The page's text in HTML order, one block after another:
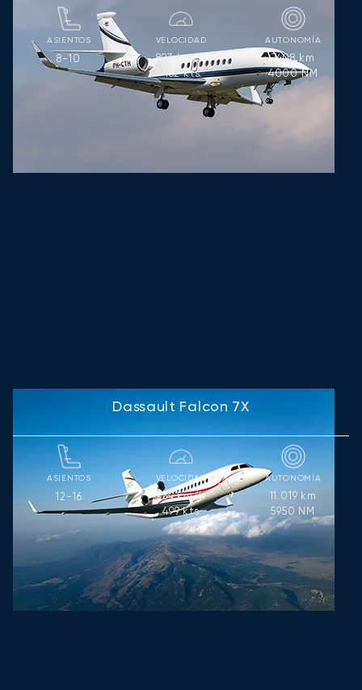
ASIENTOS
8-10
VELOCIDAD
893km/h
482kts
AUTONOMÍA
7408km
4000NM
Dassault Falcon 7X
ASIENTOS
12-16
VELOCIDAD
924km/h
499kts
AUTONOMÍA
11.019 km
5950 NM